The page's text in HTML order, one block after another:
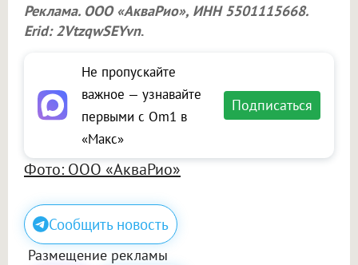
Реклама. ООО «АкваРио», ИНН 5501115668.
Erid: 2VtzqwSEYvn.
Не пропускайте
важное — узнавайте
первыми с Om1 в
«Макс»
Подписаться
Фото: ООО «АкваРио»
Сообщить новость
Размещение рекламы